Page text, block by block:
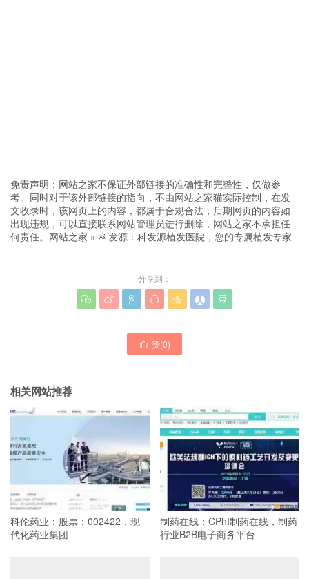
免责声明：网站之家不保证外部链接的准确性和完整性，仅做参
考。同时对于该外部链接的指向，不由网站之家猫实际控制，在发
文收录时，该网页上的内容，都属于合规合法，后期网页的内容如
出现违规，可以直接联系网站管理员进行删除，网站之家不承担任
何责任。 网站之家 » 科发源：科发源植发医院，您的专属植发专家
分享到：
      
 赞(0)
相关网站推荐
科伦药业：股票：002422，现
代化药业集团
制药在线：CPhI制药在线，制药
行业B2B电子商务平台